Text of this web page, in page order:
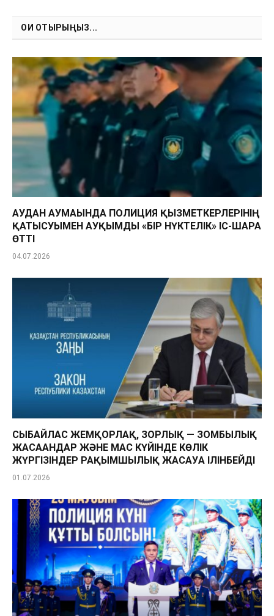
ОҚИ ОТЫРЫҢЫЗ...
АУДАН АУМАҒЫНДА ПОЛИЦИЯ ҚЫЗМЕТКЕРЛЕРІНІҢ
ҚАТЫСУЫМЕН АУҚЫМДЫ «БІР НҮКТЕЛІК» ІС-ШАРА
ӨТТІ
04.07.2026
СЫБАЙЛАС ЖЕМҚОРЛАҚ, ЗОРЛЫҚ — ЗОМБЫЛЫҚ
ЖАСАҒАНДАР ЖӘНЕ МАС КҮЙІНДЕ КӨЛІК
ЖҮРГІЗІНДЕР РАҚЫМШЫЛЫҚ ЖАСАУҒА ІЛІНБЕЙДІ
01.07.2026